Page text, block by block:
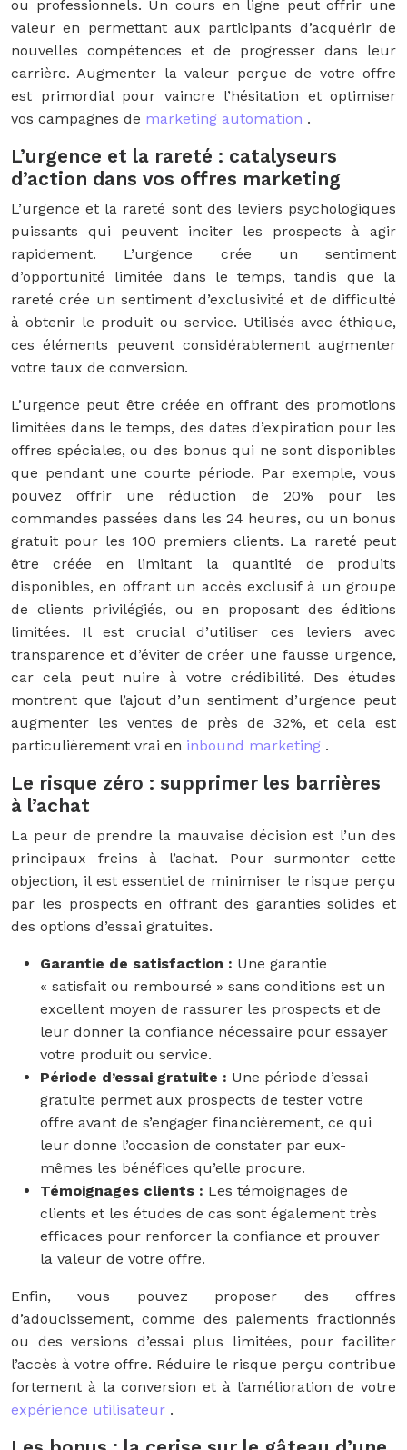
ou professionnels. Un cours en ligne peut offrir une
valeur en permettant aux participants d’acquérir de
nouvelles compétences et de progresser dans leur
carrière. Augmenter la valeur perçue de votre offre
est primordial pour vaincre l’hésitation et optimiser
vos campagnes de marketing automation .
L’urgence et la rareté : catalyseurs
d’action dans vos offres marketing
L’urgence et la rareté sont des leviers psychologiques
puissants qui peuvent inciter les prospects à agir
rapidement. L’urgence crée un sentiment
d’opportunité limitée dans le temps, tandis que la
rareté crée un sentiment d’exclusivité et de difficulté
à obtenir le produit ou service. Utilisés avec éthique,
ces éléments peuvent considérablement augmenter
votre taux de conversion.
L’urgence peut être créée en offrant des promotions
limitées dans le temps, des dates d’expiration pour les
offres spéciales, ou des bonus qui ne sont disponibles
que pendant une courte période. Par exemple, vous
pouvez offrir une réduction de 20% pour les
commandes passées dans les 24 heures, ou un bonus
gratuit pour les 100 premiers clients. La rareté peut
être créée en limitant la quantité de produits
disponibles, en offrant un accès exclusif à un groupe
de clients privilégiés, ou en proposant des éditions
limitées. Il est crucial d’utiliser ces leviers avec
transparence et d’éviter de créer une fausse urgence,
car cela peut nuire à votre crédibilité. Des études
montrent que l’ajout d’un sentiment d’urgence peut
augmenter les ventes de près de 32%, et cela est
particulièrement vrai en inbound marketing .
Le risque zéro : supprimer les barrières
à l’achat
La peur de prendre la mauvaise décision est l’un des
principaux freins à l’achat. Pour surmonter cette
objection, il est essentiel de minimiser le risque perçu
par les prospects en offrant des garanties solides et
des options d’essai gratuites.
Garantie de satisfaction : Une garantie
« satisfait ou remboursé » sans conditions est un
excellent moyen de rassurer les prospects et de
leur donner la confiance nécessaire pour essayer
votre produit ou service.
Période d’essai gratuite : Une période d’essai
gratuite permet aux prospects de tester votre
offre avant de s’engager financièrement, ce qui
leur donne l’occasion de constater par eux-
mêmes les bénéfices qu’elle procure.
Témoignages clients : Les témoignages de
clients et les études de cas sont également très
efficaces pour renforcer la confiance et prouver
la valeur de votre offre.
Enfin, vous pouvez proposer des offres
d’adoucissement, comme des paiements fractionnés
ou des versions d’essai plus limitées, pour faciliter
l’accès à votre offre. Réduire le risque perçu contribue
fortement à la conversion et à l’amélioration de votre
expérience utilisateur .